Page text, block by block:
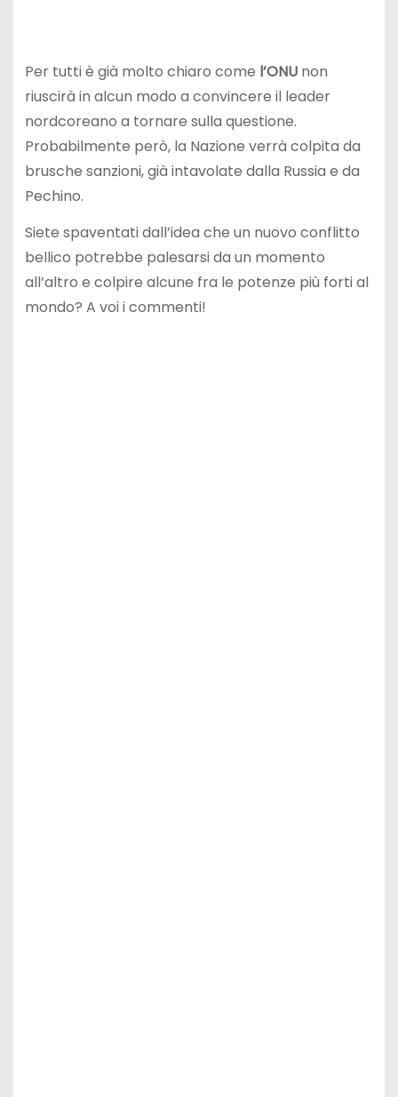
Per tutti è già molto chiaro come l’ONUnon
riuscirà in alcun modo a convincere il leader
nordcoreano a tornare sulla questione.
Probabilmente però, la Nazione verrà colpita da
brusche sanzioni, già intavolate dalla Russia e da
Pechino.
Siete spaventati dall’idea che un nuovo conflitto
bellico potrebbe palesarsi da un momento
all’altro e colpire alcune fra le potenze più forti al
mondo? A voi i commenti!